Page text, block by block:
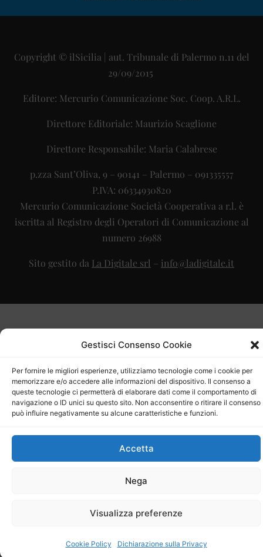
Gestisci Consenso Cookie
Per fornire le migliori esperienze, utilizziamo tecnologie come i cookie per
memorizzare e/o accedere alle informazioni del dispositivo. Il consenso a
queste tecnologie ci permetterà di elaborare dati come il comportamento di
navigazione o ID unici su questo sito. Non acconsentire o ritirare il consenso
può influire negativamente su alcune caratteristiche e funzioni.
Accetta
Nega
Visualizza preferenze
Cookie Policy Dichiarazione sulla Privacy
Copyright © ilSicilia | aut. Tribunale di Palermo n.11 del
29/09/2015
Editore: Mercurio Comunicazione Soc. Coop. A.R.L.
Direttore Editoriale: Maurizio Scaglione
Direttore Responsabile: Maria Calabrese
p.zza Sant’Oliva, 9 – 90141 – Palermo – 091335557
P.IVA: 06334930820
Mercurio Comunicazione Società Cooperativa a r.l. è
iscritta al Registro degli Operatori di Comunicazione al
numero 26988
Sito gestito da La Digitale srl – info@ladigitale.it